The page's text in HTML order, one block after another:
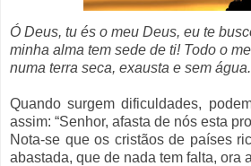
Ó Deus, tu és o meu Deus, eu te
minha alma tem sede de ti! Todo o
numa terra seca, exausta e sem
Quando surgem dificuldades,
assim: “Senhor, afasta de nós esta
Nota-se que os cristãos de países
abastada, que de nada tem falta, ora